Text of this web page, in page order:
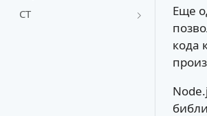
СТ
Еще
кода